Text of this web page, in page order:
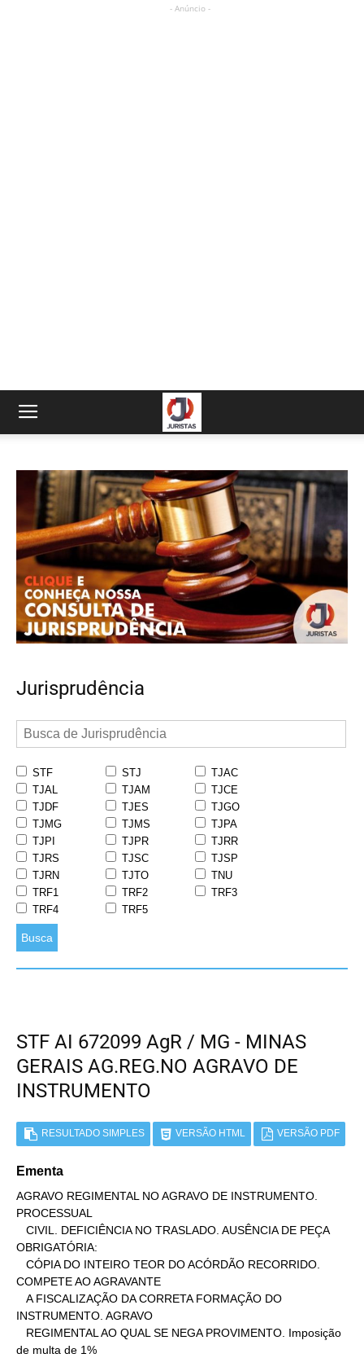
- Anúncio -
Jurisprudência
STF STJ
TJAC
TJAL
TJAM
TJCE
TJDF
TJES
TJGO
TJMG
TJMS
TJPA
TJPI
TJPR
TJRR
TJRS
TJSC
TJSP
TJRN
TJTO
TNU
TRF1
TRF2
TRF3
TRF4
TRF5
Busca
STF AI 672099 AgR / MG - MINAS
GERAIS AG.REG.NO AGRAVO DE
INSTRUMENTO
RESULTADO SIMPLES VERSÃO HTML VERSÃO PDF
Ementa
AGRAVO REGIMENTAL NO AGRAVO DE INSTRUMENTO.
PROCESSUAL
OBRIGATÓRIA:
COMPETE AO AGRAVANTE
INSTRUMENTO. AGRAVO
de multa de 1%